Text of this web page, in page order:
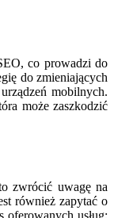
co prowadzi do
do zmieniających
mobilnych.
może zaszkodzić
zwrócić uwagę na
również zapytać o